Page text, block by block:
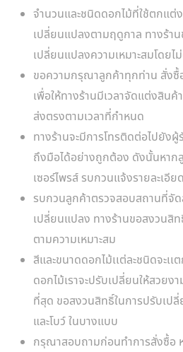
จำนวนและชนิดดอกไม้ที่ใช้ตกแต่
เปลี่ยนแปลงตามฤดูกาล ทางร้า
เปลี่ยนแปลงความเหมาะสมโดยไ
ขอความกรุณาลูกค้าทุกท่าน สั่ง
เพื่อให้ทางร้านมีเวลาจัดแต่งสิน
ส่งตรงตามเวลาที่กำหนด
ทางร้านจะมีการโทรติดต่อไปยัง
ถึงมือได้อย่างถูกต้อง ดังนั้นหาก
เซอร์ไพรส์ รบกวนแจ้งรายละเอี
รบกวนลูกค้าตรวจสอบสถานที่จั
เปลี่ยนแปลง ทางร้านขอสงวนสิ
ตามความเหมาะสม
สีและขนาดดอกไม้เเต่ละชนิดจะเ
ดอกไม้เราจะปรับเปลี่ยนให้สวยง
ที่สุด ขอสงวนสิทธิ์ในการปรับเป
และโบว์ ในบางแบบ
กรุณาสอบถามก่อนทำการสั่งซื้อ